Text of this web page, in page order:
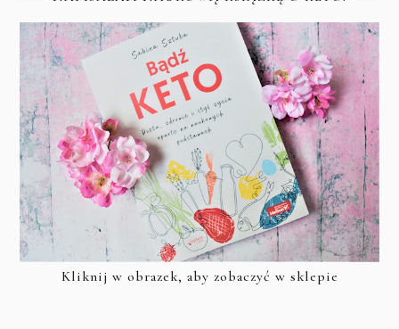
Kliknij w obrazek, aby zobaczyć w sklepie